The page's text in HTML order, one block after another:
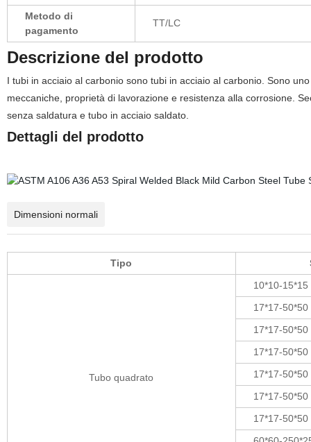
Metodo di
pagamento
TT/LC
Descrizione del prodotto
I tubi in acciaio al carbonio sono tubi in acciaio al carbonio. Sono
meccaniche, proprietà di lavorazione e resistenza alla corrosione.
senza saldatura e tubo in acciaio saldato.
Dettagli del prodotto
Dimensioni normali
Tipo
Tubo quadrato
10*10-15*15
17*17-50*50
17*17-50*50
17*17-50*50
17*17-50*50
17*17-50*50
17*17-50*50